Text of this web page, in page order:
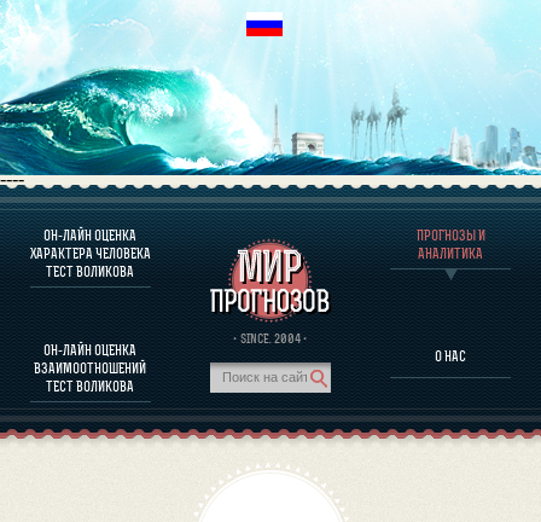
----
ОН-ЛАЙН ОЦЕНКА
ХАРАКТЕРА ЧЕЛОВЕКА
ТЕСТ ВОЛИКОВА
ОН-ЛАЙН ОЦЕНКА
ВЗАИМООТНОШЕНИЙ
ТЕСТ ВОЛИКОВА
· SINCE. 2004 ·
ПРОГНОЗЫ И
АНАЛИТИКА
О НАС
О ПРОГРАММЕ
ОЦЕНКА ХАРАКТЕРA ЧЕЛОВЕКА
ОЦЕНКА ХАРАКТЕРА ВЫДАЮЩИХСЯ ЛИЧНОСТЕЙ
О ПРОГРАММЕ
ПРОГНОЗЫ И АНАЛИТИКА